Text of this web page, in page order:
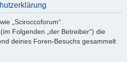
„Sciroccoforum“
Folgenden „der Betreiber“) die
deines Foren-Besuchs gesammelt